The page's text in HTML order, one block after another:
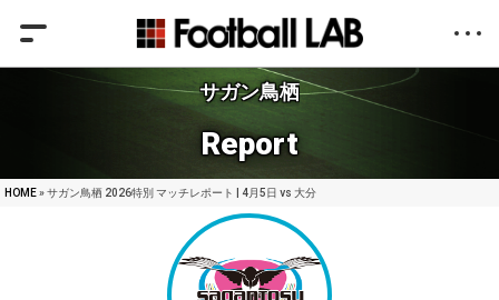
サガン鳥栖
Report
HOME» サガン鳥栖 2026特別 マッチレポート | 4月5日 vs 大分